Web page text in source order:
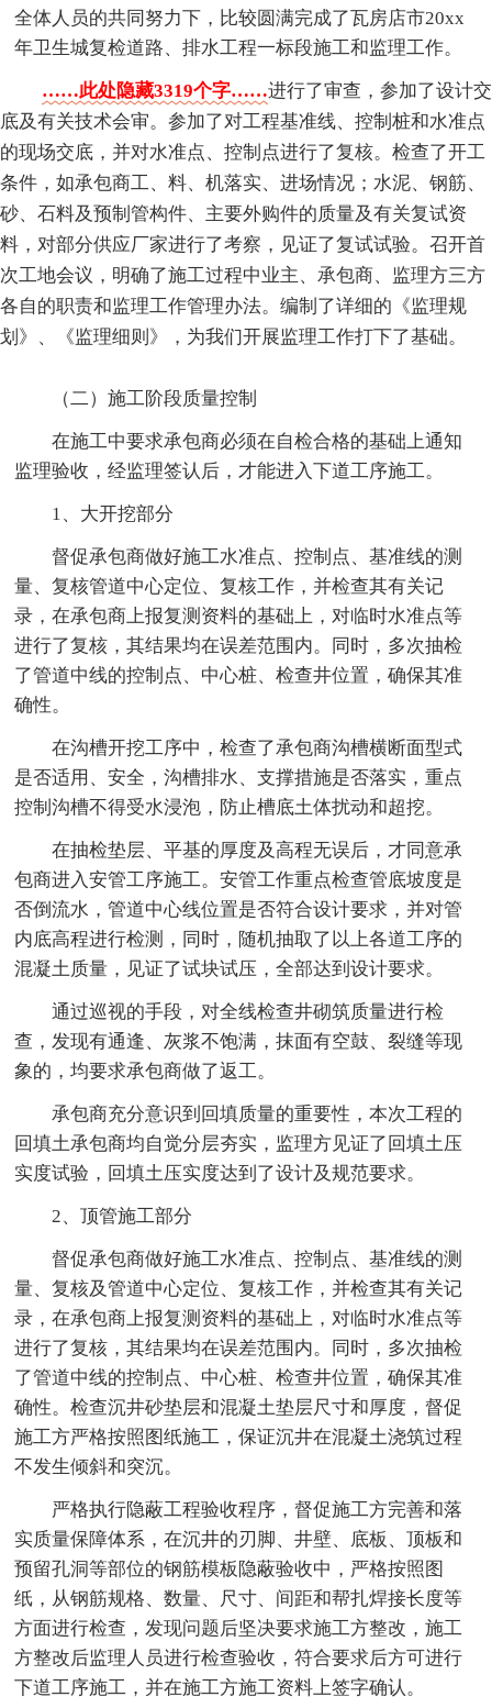
全体人员的共同努力下，比较圆满完成了瓦房店市20xx
年卫生城复检道路、排水工程一标段施工和监理工作。
……此处隐藏3319个字……进行了审查，参加了设计交
底及有关技术会审。参加了对工程基准线、控制桩和水准点
的现场交底，并对水准点、控制点进行了复核。检查了开工
条件，如承包商工、料、机落实、进场情况；水泥、钢筋、
砂、石料及预制管构件、主要外购件的质量及有关复试资
料，对部分供应厂家进行了考察，见证了复试试验。召开首
次工地会议，明确了施工过程中业主、承包商、监理方三方
各自的职责和监理工作管理办法。编制了详细的《监理规
划》、《监理细则》，为我们开展监理工作打下了基础。
（二）施工阶段质量控制
在施工中要求承包商必须在自检合格的基础上通知
监理验收，经监理签认后，才能进入下道工序施工。
1、大开挖部分
督促承包商做好施工水准点、控制点、基准线的测
量、复核管道中心定位、复核工作，并检查其有关记
录，在承包商上报复测资料的基础上，对临时水准点等
进行了复核，其结果均在误差范围内。同时，多次抽检
了管道中线的控制点、中心桩、检查井位置，确保其准
确性。
在沟槽开挖工序中，检查了承包商沟槽横断面型式
是否适用、安全，沟槽排水、支撑措施是否落实，重点
控制沟槽不得受水浸泡，防止槽底土体扰动和超挖。
在抽检垫层、平基的厚度及高程无误后，才同意承
包商进入安管工序施工。安管工作重点检查管底坡度是
否倒流水，管道中心线位置是否符合设计要求，并对管
内底高程进行检测，同时，随机抽取了以上各道工序的
混凝土质量，见证了试块试压，全部达到设计要求。
通过巡视的手段，对全线检查井砌筑质量进行检
查，发现有通逢、灰浆不饱满，抹面有空鼓、裂缝等现
象的，均要求承包商做了返工。
承包商充分意识到回填质量的重要性，本次工程的
回填土承包商均自觉分层夯实，监理方见证了回填土压
实度试验，回填土压实度达到了设计及规范要求。
2、顶管施工部分
督促承包商做好施工水准点、控制点、基准线的测
量、复核及管道中心定位、复核工作，并检查其有关记
录，在承包商上报复测资料的基础上，对临时水准点等
进行了复核，其结果均在误差范围内。同时，多次抽检
了管道中线的控制点、中心桩、检查井位置，确保其准
确性。检查沉井砂垫层和混凝土垫层尺寸和厚度，督促
施工方严格按照图纸施工，保证沉井在混凝土浇筑过程
不发生倾斜和突沉。
严格执行隐蔽工程验收程序，督促施工方完善和落
实质量保障体系，在沉井的刃脚、井壁、底板、顶板和
预留孔洞等部位的钢筋模板隐蔽验收中，严格按照图
纸，从钢筋规格、数量、尺寸、间距和帮扎焊接长度等
方面进行检查，发现问题后坚决要求施工方整改，施工
方整改后监理人员进行检查验收，符合要求后方可进行
下道工序施工，并在施工方施工资料上签字确认。